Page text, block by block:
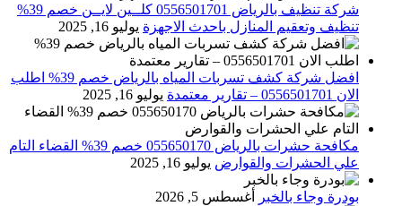
شركة تنظيف بالرياض 0556501701 كلــين لايــن خصم 39%
تنظيف وتعقيم المنازل باحدث الاجهزة يوليو 16, 2025
افضل شركة كشف تسربات المياه بالرياض خصم 39% اطلب
الان 0556501701‬‏ – تقارير معتمدة
يوليو 16, 2025
مكافحة حشرات بالرياض 055650170 خصم 39% القضاء التام
علي الحشرات والقوارض يوليو 16, 2025
بودرة وجاء بالخبر أغسطس 5, 2026